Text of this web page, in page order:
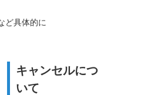
ど具体的に
キャンセルにつ
いて